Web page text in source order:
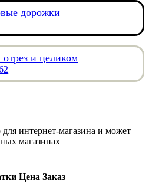
дорожки
и целиком
интернет-магазина и может
магазинах
Цена Заказ